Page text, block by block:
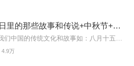
中国传统节日里的那些故事和传说+中秋节+元旦春节等
4.9万